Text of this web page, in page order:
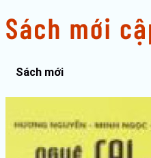
Sách mới